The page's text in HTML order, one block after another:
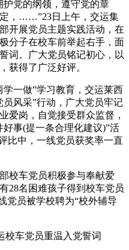
党的纲领，遵守党的章
，……”23日上午，交运集
开展党员主题实践活动，在
分子在校车前举起右手，面
词。广大党员铭记初心，以
获得了广泛好评。
一做”学习教育，交运莱西
风采”行动，广大党员牢记
爱岗，自觉接受群众监督，
事(提一条合理化建议)”活
比中，一线党员获奖率一直
车党员积极参与奉献爱
28名困难孩子得到校车党员
党员被学校聘为“校外辅导